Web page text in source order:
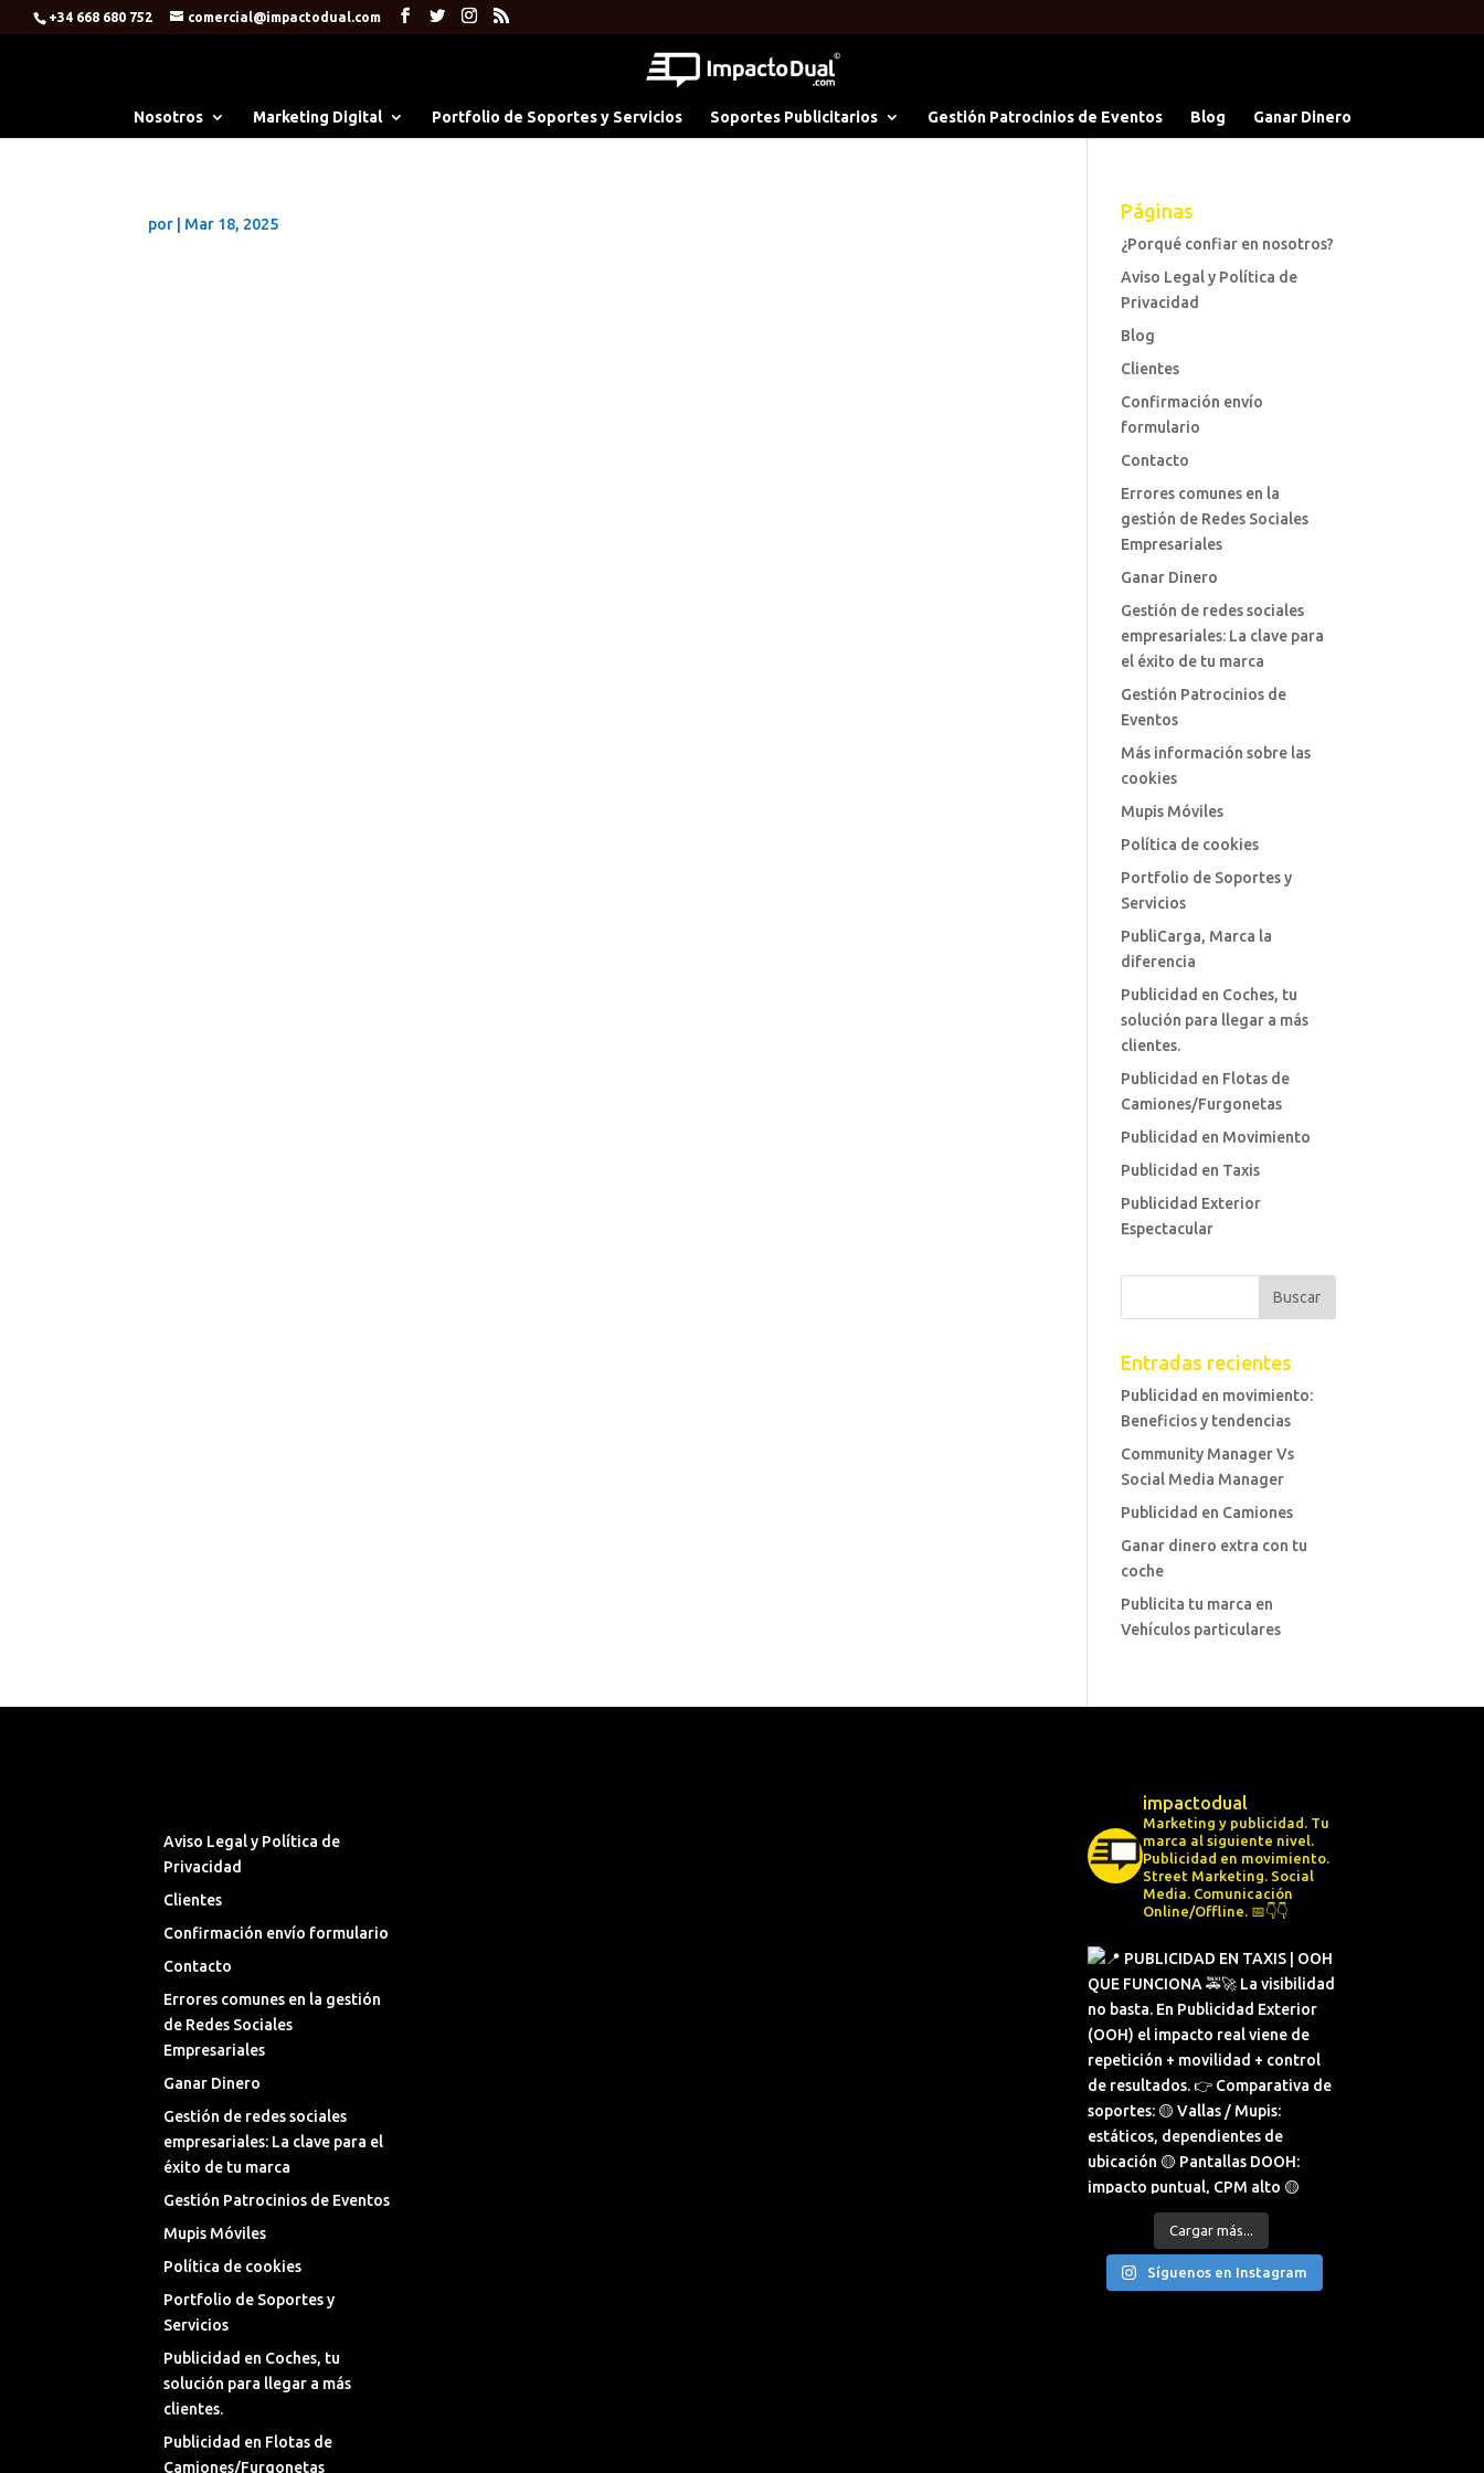
+34 668 680 752 comercial@impactodual.com
Nosotros Marketing Digital Portfolio de Soportes y Servicios Soportes Publicitarios Gestión Patrocinios de Eventos Blog Ganar Dinero
por Mar 18, 2025
Páginas
¿Porqué confiar en nosotros?
Aviso Legal y Política de
Privacidad
Blog
Clientes
Confirmación envío
formulario
Contacto
Errores comunes en la
gestión de Redes Sociales
Empresariales
Ganar Dinero
Gestión de redes sociales
empresariales: La clave para
el éxito de tu marca
Gestión Patrocinios de
Eventos
Más información sobre las
cookies
Mupis Móviles
Política de cookies
Portfolio de Soportes y
Servicios
PubliCarga, Marca la
diferencia
Publicidad en Coches, tu
solución para llegar a más
clientes.
Publicidad en Flotas de
Camiones/Furgonetas
Publicidad en Movimiento
Publicidad en Taxis
Publicidad Exterior
Espectacular
Entradas recientes
Publicidad en movimiento:
Beneficios y tendencias
Community Manager Vs
Social Media Manager
Publicidad en Camiones
Ganar dinero extra con tu
coche
Publicita tu marca en
Vehículos particulares
Aviso Legal y Política de
Privacidad
Clientes
Confirmación envío formulario
Contacto
Errores comunes en la gestión
de Redes Sociales
Empresariales
Ganar Dinero
Gestión de redes sociales
empresariales: La clave para el
éxito de tu marca
Gestión Patrocinios de Eventos
Mupis Móviles
Política de cookies
Portfolio de Soportes y
Servicios
Publicidad en Coches, tu
solución para llegar a más
clientes.
Publicidad en Flotas de
Camiones/Furgonetas
impactodual
Marketing y publicidad. Tu
marca al siguiente nivel.
Publicidad en movimiento.
Street Marketing. Social
Media. Comunicación
Online/Offline. 📅👇👇
Cargar más...
Síguenos en Instagram